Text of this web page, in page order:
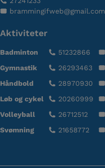
brammingifweb@gmail.com
Aktiviteter
Badminton 51232866
Gymnastik
26293463
Håndbold
28970930
Løb og cykel
20260999
Volleyball
26712512
Svømning
21658772